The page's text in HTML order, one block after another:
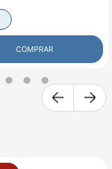
COMPRAR